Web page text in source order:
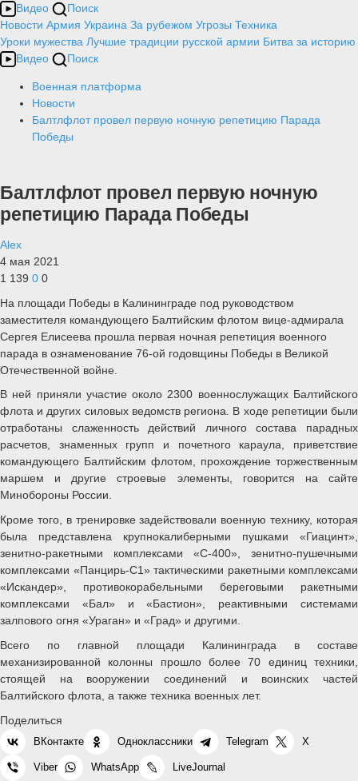
Видео
Поиск
Новости Армия Украина За рубежом Угрозы Техника
Уроки мужества Лучшие традиции русской армии Битва за историю
Видео
Поиск
Военная платформа
Новости
Балтлфлот провел первую ночную репетицию Парада
Победы
Балтлфлот провел первую ночную
репетицию Парада Победы
Alex
4 мая 2021
1 139 0 0
На площади Победы в Калининграде под руководством
заместителя командующего Балтийским флотом вице-адмирала
Сергея Елисеева прошла первая ночная репетиция военного
парада в ознаменование 76-ой годовщины Победы в Великой
Отечественной войне.
В ней приняли участие около 2300 военнослужащих Балтийского
флота и других силовых ведомств региона. В ходе репетиции были
отработаны слаженность действий личного состава парадных
расчетов, знаменных групп и почетного караула, приветствие
командующего Балтийским флотом, прохождение торжественным
маршем и другие строевые элементы, говорится на сайте
Минобороны России.
Кроме того, в тренировке задействовали военную технику, которая
была представлена крупнокалиберными пушками «Гиацинт»,
зенитно-ракетными комплексами «С-400», зенитно-пушечными
комплексами «Панцирь-С1» тактическими ракетными комплексами
«Искандер», противокорабельными береговыми ракетными
комплексами «Бал» и «Бастион», реактивными системами
залпового огня «Ураган» и «Град» и другими.
Всего по главной площади Калининграда в составе
механизированной колонны прошло более 70 единиц техники,
стоящей на вооружении соединений и воинских частей
Балтийского флота, а также техника военных лет.
Поделиться
ВКонтакте Одноклассники Telegram X
Viber WhatsApp LiveJournal